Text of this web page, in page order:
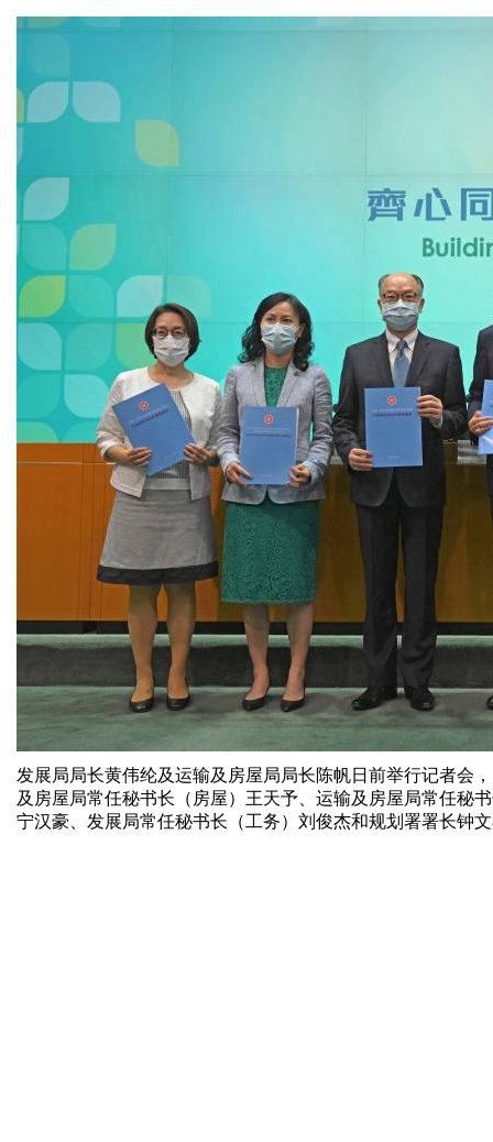
发展局局长黄伟纶及运输及房屋局局长陈帆日前举行记者会
及房屋局常任秘书长（房屋）王天予、运输及房屋局常任秘
宁汉豪、发展局常任秘书长（工务）刘俊杰和规划署署长钟